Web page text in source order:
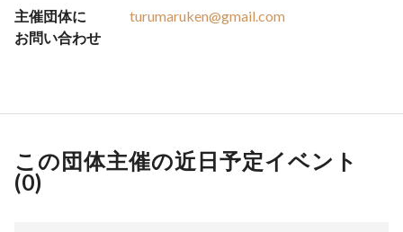
主催団体に
お問い合わせ
turumaruken@gmail.com
この団体主催の近日予定イベント
(0)